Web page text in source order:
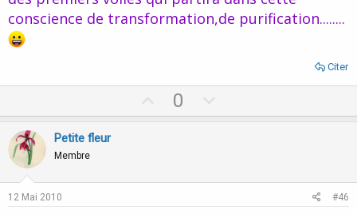
conscience de transformation,de purification........
Citer
p
t
0
o
v
Petite fleur
Membre
12 Mai 2010 #46